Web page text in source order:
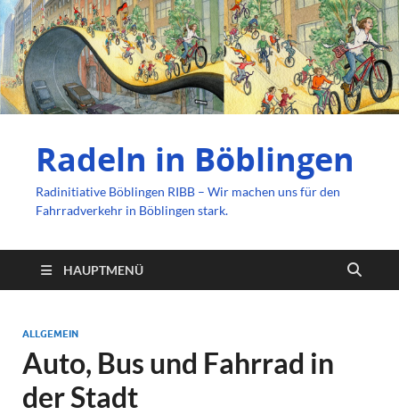
Radeln in Böblingen
Radinitiative Böblingen RIBB – Wir machen uns für den
Fahrradverkehr in Böblingen stark.
HAUPTMENÜ
ALLGEMEIN
Auto, Bus und Fahrrad in
der Stadt